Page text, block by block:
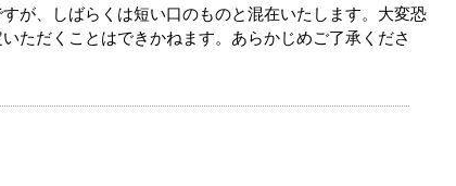
が、しばらくは短い口のものと混在いたします。大変恐
ただくことはできかねます。あらかじめご了承くださ